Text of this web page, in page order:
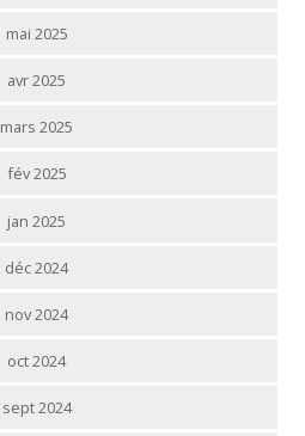
mai 2025
avr 2025
mars 2025
fév 2025
jan 2025
déc 2024
nov 2024
oct 2024
sept 2024